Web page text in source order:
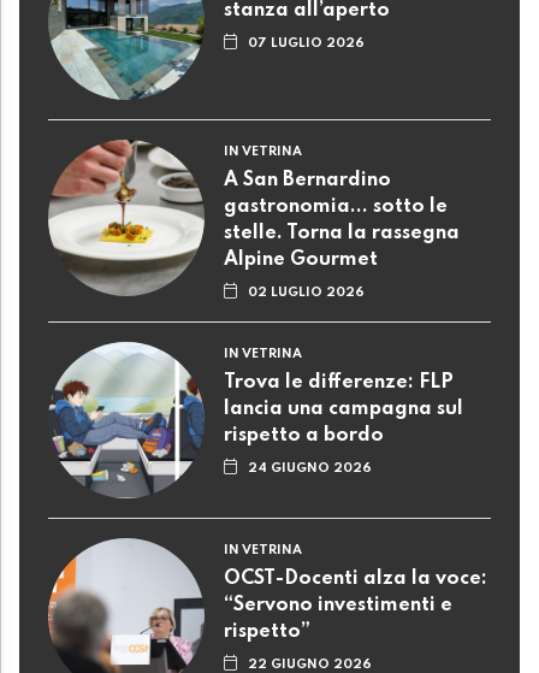
stanza all’aperto
07 LUGLIO 2026
IN VETRINA
A San Bernardino
gastronomia... sotto le
stelle. Torna la rassegna
Alpine Gourmet
02 LUGLIO 2026
IN VETRINA
Trova le differenze: FLP
lancia una campagna sul
rispetto a bordo
24 GIUGNO 2026
IN VETRINA
OCST-Docenti alza la voce:
“Servono investimenti e
rispetto”
22 GIUGNO 2026